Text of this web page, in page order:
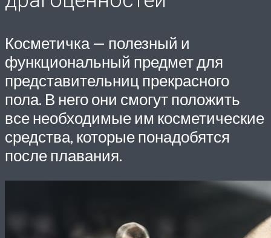
Косметичка — полезный и
функциональный предмет для
представительниц прекрасного
пола. В него они смогут положить
все необходимые им косметические
средства, которые понадобятся
после плавания.